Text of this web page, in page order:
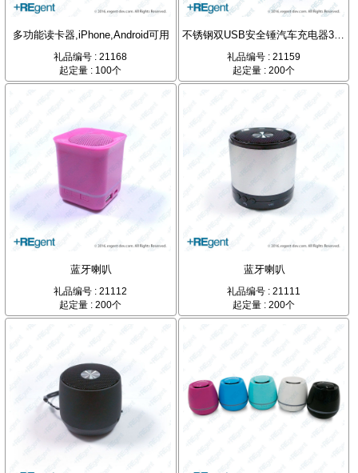
多功能读卡器,iPhone,Android可用
礼品编号 : 21168
起定量 : 100个
不锈钢双USB安全锤汽车充电器3.1A
礼品编号 : 21159
起定量 : 200个
蓝牙喇叭
礼品编号 : 21112
起定量 : 200个
蓝牙喇叭
礼品编号 : 21111
起定量 : 200个